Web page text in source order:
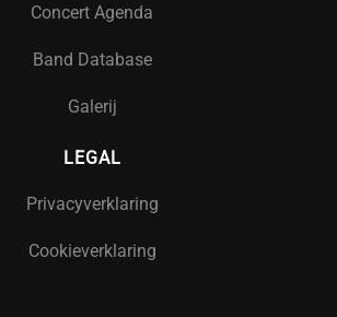
Concert Agenda
Band Database
Galerij
LEGAL
Privacyverklaring
Cookieverklaring